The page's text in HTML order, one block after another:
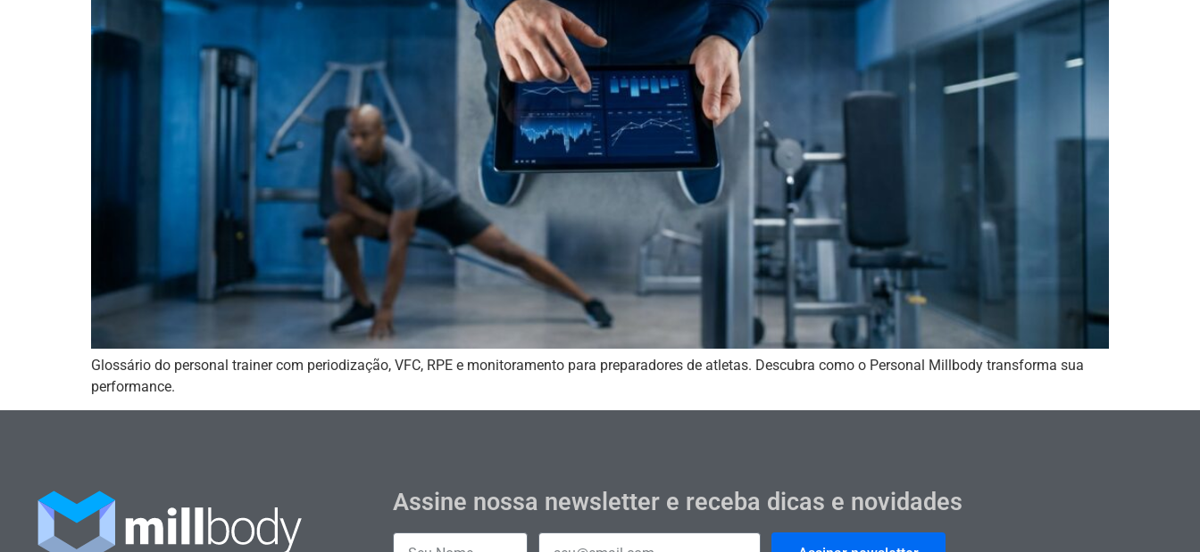
Glossário do personal trainer com periodização, VFC, RPE e monitoramento para preparadores de atletas. Descubra como o Personal Millbody transforma sua
performance.
Assine nossa newsletter e receba dicas e novidades